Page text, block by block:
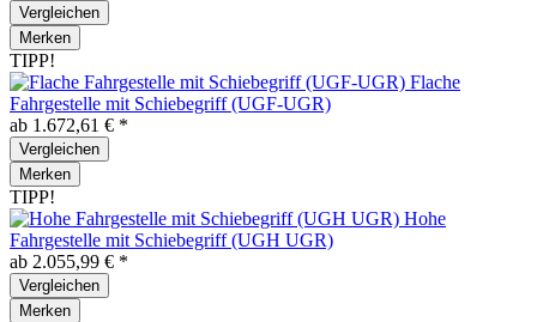
Vergleichen
Merken
TIPP!
Flache
Fahrgestelle mit Schiebegriff (UGF-UGR)
ab 1.672,61 € *
Vergleichen
Merken
TIPP!
Hohe
Fahrgestelle mit Schiebegriff (UGH UGR)
ab 2.055,99 € *
Vergleichen
Merken